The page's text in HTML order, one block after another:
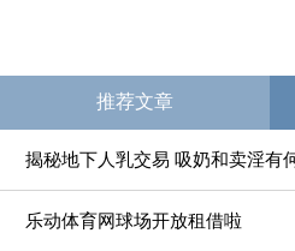
推荐文章
揭秘地下人乳交易 吸奶和卖淫有
乐动体育网球场开放租借啦